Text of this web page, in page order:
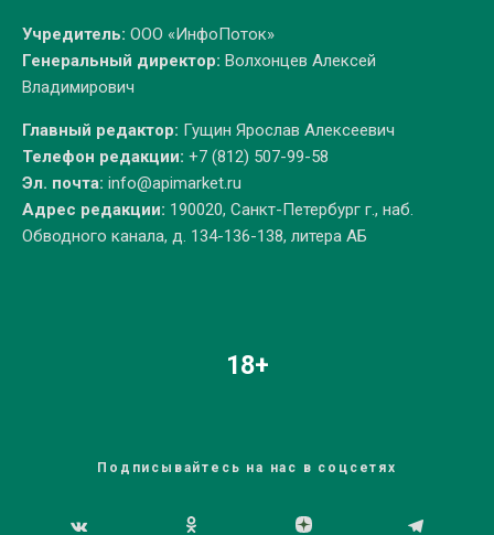
Учредитель: ООО «ИнфоПоток»
Генеральный директор: Волхонцев Алексей
Владимирович
Главный редактор: Гущин Ярослав Алексеевич
Телефон редакции: +7 (812) 507-99-58
Эл. почта: info@apimarket.ru
Адрес редакции: 190020, Санкт-Петербург г., наб.
Обводного канала, д. 134-136-138, литера АБ
18+
Подписывайтесь на нас в соцсетях